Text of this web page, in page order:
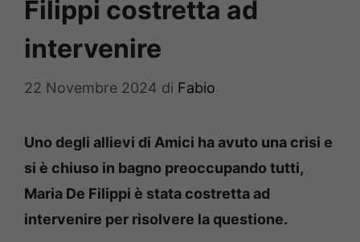
Filippi costretta ad
intervenire
22 Novembre 2024 di Fabio
Uno degli allievi di Amici ha avuto una crisi e
si è chiuso in bagno preoccupando tutti,
Maria De Filippi è stata costretta ad
intervenire per risolvere la questione.